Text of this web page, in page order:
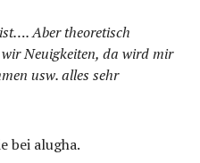
Aber theoretisch
Neuigkeiten, da wird mir
usw. alles sehr
bei alugha.